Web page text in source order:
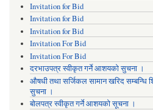
Invitation for Bid
Invitation for Bid
Invitation for Bid
Invitation For Bid
Invitation For Bid
दरभाउपत्र स्वीकृत गर्ने आशयको सुचना ।
औषधी तथा सर्जिकल सामान खरिद सम्बन्धि
सुचना ।
बोलपत्र स्वीकृत गर्ने आशयको सूचना ।